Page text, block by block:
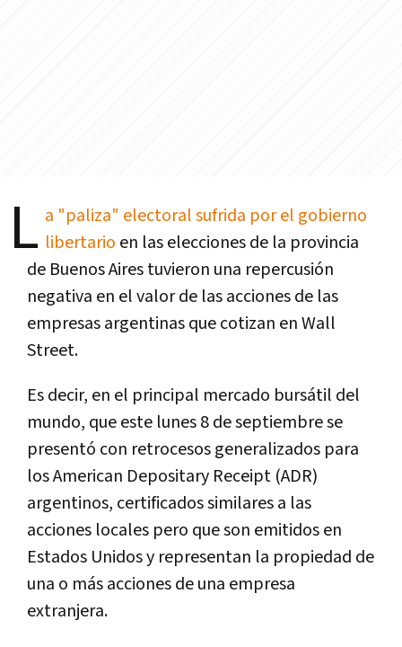
L a "paliza" electoral sufrida por el gobierno
libertario en las elecciones de la provincia
de Buenos Aires tuvieron una repercusión
negativa en el valor de las acciones de las
empresas argentinas que cotizan en Wall
Street.
Es decir, en el principal mercado bursátil del
mundo, que este lunes 8 de septiembre se
presentó con retrocesos generalizados para
los American Depositary Receipt (ADR)
argentinos, certificados similares a las
acciones locales pero que son emitidos en
Estados Unidos y representan la propiedad de
una o más acciones de una empresa
extranjera.